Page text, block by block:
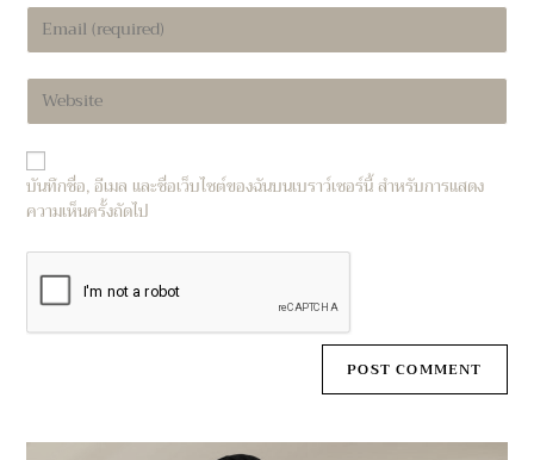
username
comment
Enter
your
address
to
Enter
your
URL
(optional)
บันทึกชื่อ, อีเมล และชื่อเว็บไซต์ของฉันบนเบราว์เซอร์นี้ สำหรับการแสดง
ความเห็นครั้งถัดไป